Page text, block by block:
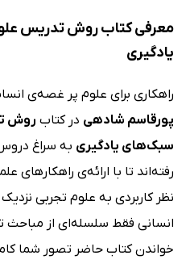
معرفی کتاب روش تدریس
یادگیری
راهکاری برای علوم پر غصه‌ی
پورقاسم شادهی در کتاب روش
سبک‌های یادگیری به سراغ
رفته‌اند تا با ارائه‌ی راهکارهای
نظر کاربردی به علوم تجربی
انسانی فقط سلسله‌ای از مباحث
خواندن کتاب حاضر تصور شما